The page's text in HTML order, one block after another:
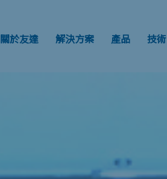
關於友達 解決方案 產品 技術